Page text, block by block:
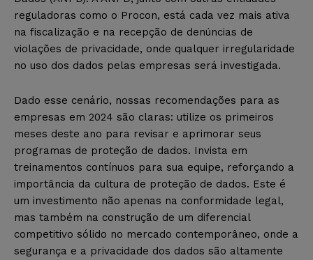
reguladoras como o Procon, está cada vez mais ativa
na fiscalização e na recepção de denúncias de
violações de privacidade, onde qualquer irregularidade
no uso dos dados pelas empresas será investigada.
Dado esse cenário, nossas recomendações para as
empresas em 2024 são claras: utilize os primeiros
meses deste ano para revisar e aprimorar seus
programas de proteção de dados. Invista em
treinamentos contínuos para sua equipe, reforçando a
importância da cultura de proteção de dados. Este é
um investimento não apenas na conformidade legal,
mas também na construção de um diferencial
competitivo sólido no mercado contemporâneo, onde a
segurança e a privacidade dos dados são altamente